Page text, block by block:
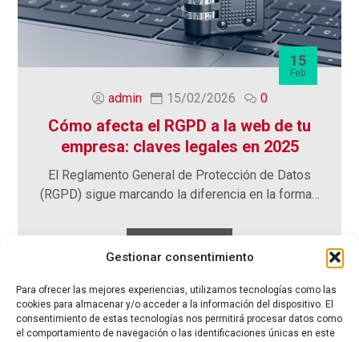
Gestionar consentimiento
Para ofrecer las mejores experiencias, utilizamos tecnologías como las
cookies para almacenar y/o acceder a la información del dispositivo. El
consentimiento de estas tecnologías nos permitirá procesar datos como
el comportamiento de navegación o las identificaciones únicas en este
15
Feb
admin 15/02/2026 0
Cómo afecta el RGPD a la web de tu
empresa: claves legales en 2025
El Reglamento General de Protección de Datos
(RGPD) sigue marcando la diferencia en la forma…
Jurídico